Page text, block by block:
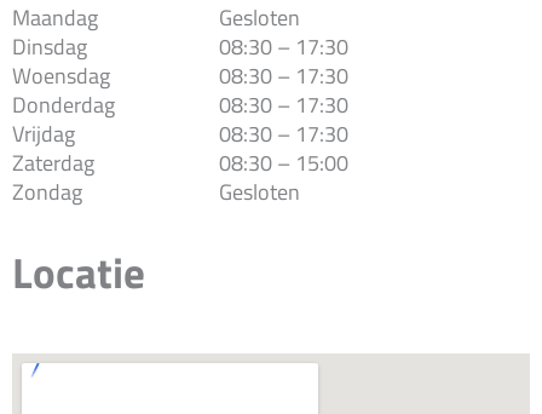
Maandag
Dinsdag
Woensdag
Donderdag
Vrijdag
Zaterdag
Zondag
Gesloten
08:30 – 17:30
08:30 – 17:30
08:30 – 17:30
08:30 – 17:30
08:30 – 15:00
Gesloten
Locatie